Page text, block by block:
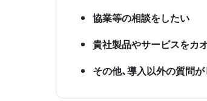
協業等の相談をしたい
貴社製品やサービスをカ
その他、導入以外の質問